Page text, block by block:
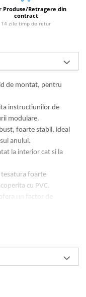
Produse/Retragere din
contract
14 zile timp de retur
de montat, pentru
instructiunilor de
modulare.
foarte stabil, ideal
anului.
la interior cat si la
tesatura foarte
cu PVC.
un factor de
si pot fi montati
inchis/deschis.